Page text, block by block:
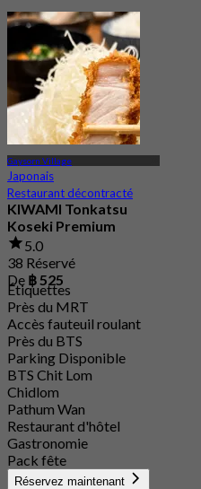
Gaysorn Village
Japonais
Restaurant décontracté
KIWAMI Tonkatsu
Koseki Premium
5.0
38 Réservé
De ฿ 525
Étiquettes
Près du MRT
Accès fauteuil roulant
Près du BTS
Parking Disponible
BTS Chit Lom
Chidlom
Pathum Wan
Restaurant d'hôtel
Gastronomie
Pack fête
Réservez maintenant